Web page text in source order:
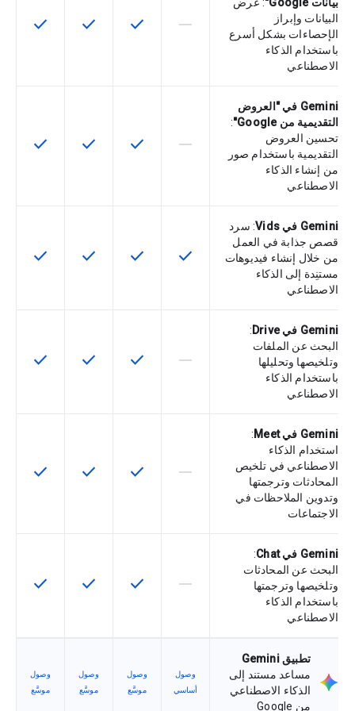
بيانات Google"
: عرض
البيانات وإبراز
الإحصاءات بشكل أسرع
باستخدام الذكاء
الاصطناعي
لا تتوفّر هذه الميزة لرمز التخزين
horizontal_rule تتوفّر هذه الميزة لرمز
check تتوفّر هذه الميزة
check تتوفّر
check
Gemini في "العروض
التقديمية من Google"
:
تحسين العروض
التقديمية باستخدام صور
من إنشاء الذكاء
الاصطناعي
لا تتوفّر هذه الميزة لرمز التخزين
horizontal_rule تتوفّر هذه الميزة لرمز
check تتوفّر هذه الميزة
check تتوفّر
check
Gemini في Vids
: سرد
قصص جذابة في العمل
من خلال إنشاء فيديوهات
مستنِدة إلى الذكاء
الاصطناعي
تتوفّر هذه الميزة لرمز التخزين
check تتوفّر هذه الميزة لرمز
check تتوفّر هذه الميزة
check تتوفّر
check
Gemini في Drive
:
البحث عن الملفات
وتلخيصها وتحليلها
باستخدام الذكاء
الاصطناعي
لا تتوفّر هذه الميزة لرمز التخزين
horizontal_rule تتوفّر هذه الميزة لرمز
check تتوفّر هذه الميزة
check تتوفّر
check
Gemini في Meet
:
استخدام الذكاء
الاصطناعي في تلخيص
المحادثات وترجمتها
وتدوين الملاحظات في
الاجتماعات
لا تتوفّر هذه الميزة لرمز التخزين
horizontal_rule تتوفّر هذه الميزة لرمز
check تتوفّر هذه الميزة
check تتوفّر
check
Gemini في Chat
:
البحث عن المحادثات
وتلخيصها وترجمتها
باستخدام الذكاء
الاصطناعي
لا تتوفّر هذه الميزة لرمز التخزين
horizontal_rule تتوفّر هذه الميزة لرمز
check تتوفّر هذه الميزة
check تتوفّر
check
تطبيق Gemini
مساعد مستند إلى
الذكاء الاصطناعي
من Google
وصول
أساسي
وصول
موسَّع
وصول
موسَّع
وصول
موسَّع